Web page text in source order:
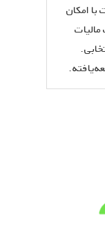
امکان